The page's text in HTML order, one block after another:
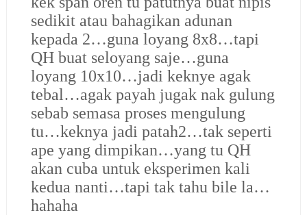
sedikit atau bahagikan adunan
kepada 2…guna loyang 8x8…tapi
QH buat seloyang saje…guna
loyang 10x10…jadi keknye agak
tebal…agak payah jugak nak gulung
sebab semasa proses mengulung
tu…keknya jadi patah2…tak seperti
ape yang dimpikan…yang tu QH
akan cuba untuk eksperimen kali
kedua nanti…tapi tak tahu bile la…
hahaha